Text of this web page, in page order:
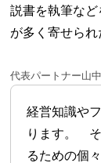
説書を執筆な
が多く寄せら
代表パートナー山
経営知識や
ります。 そ
るための個